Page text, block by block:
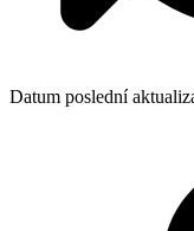
Datum poslední